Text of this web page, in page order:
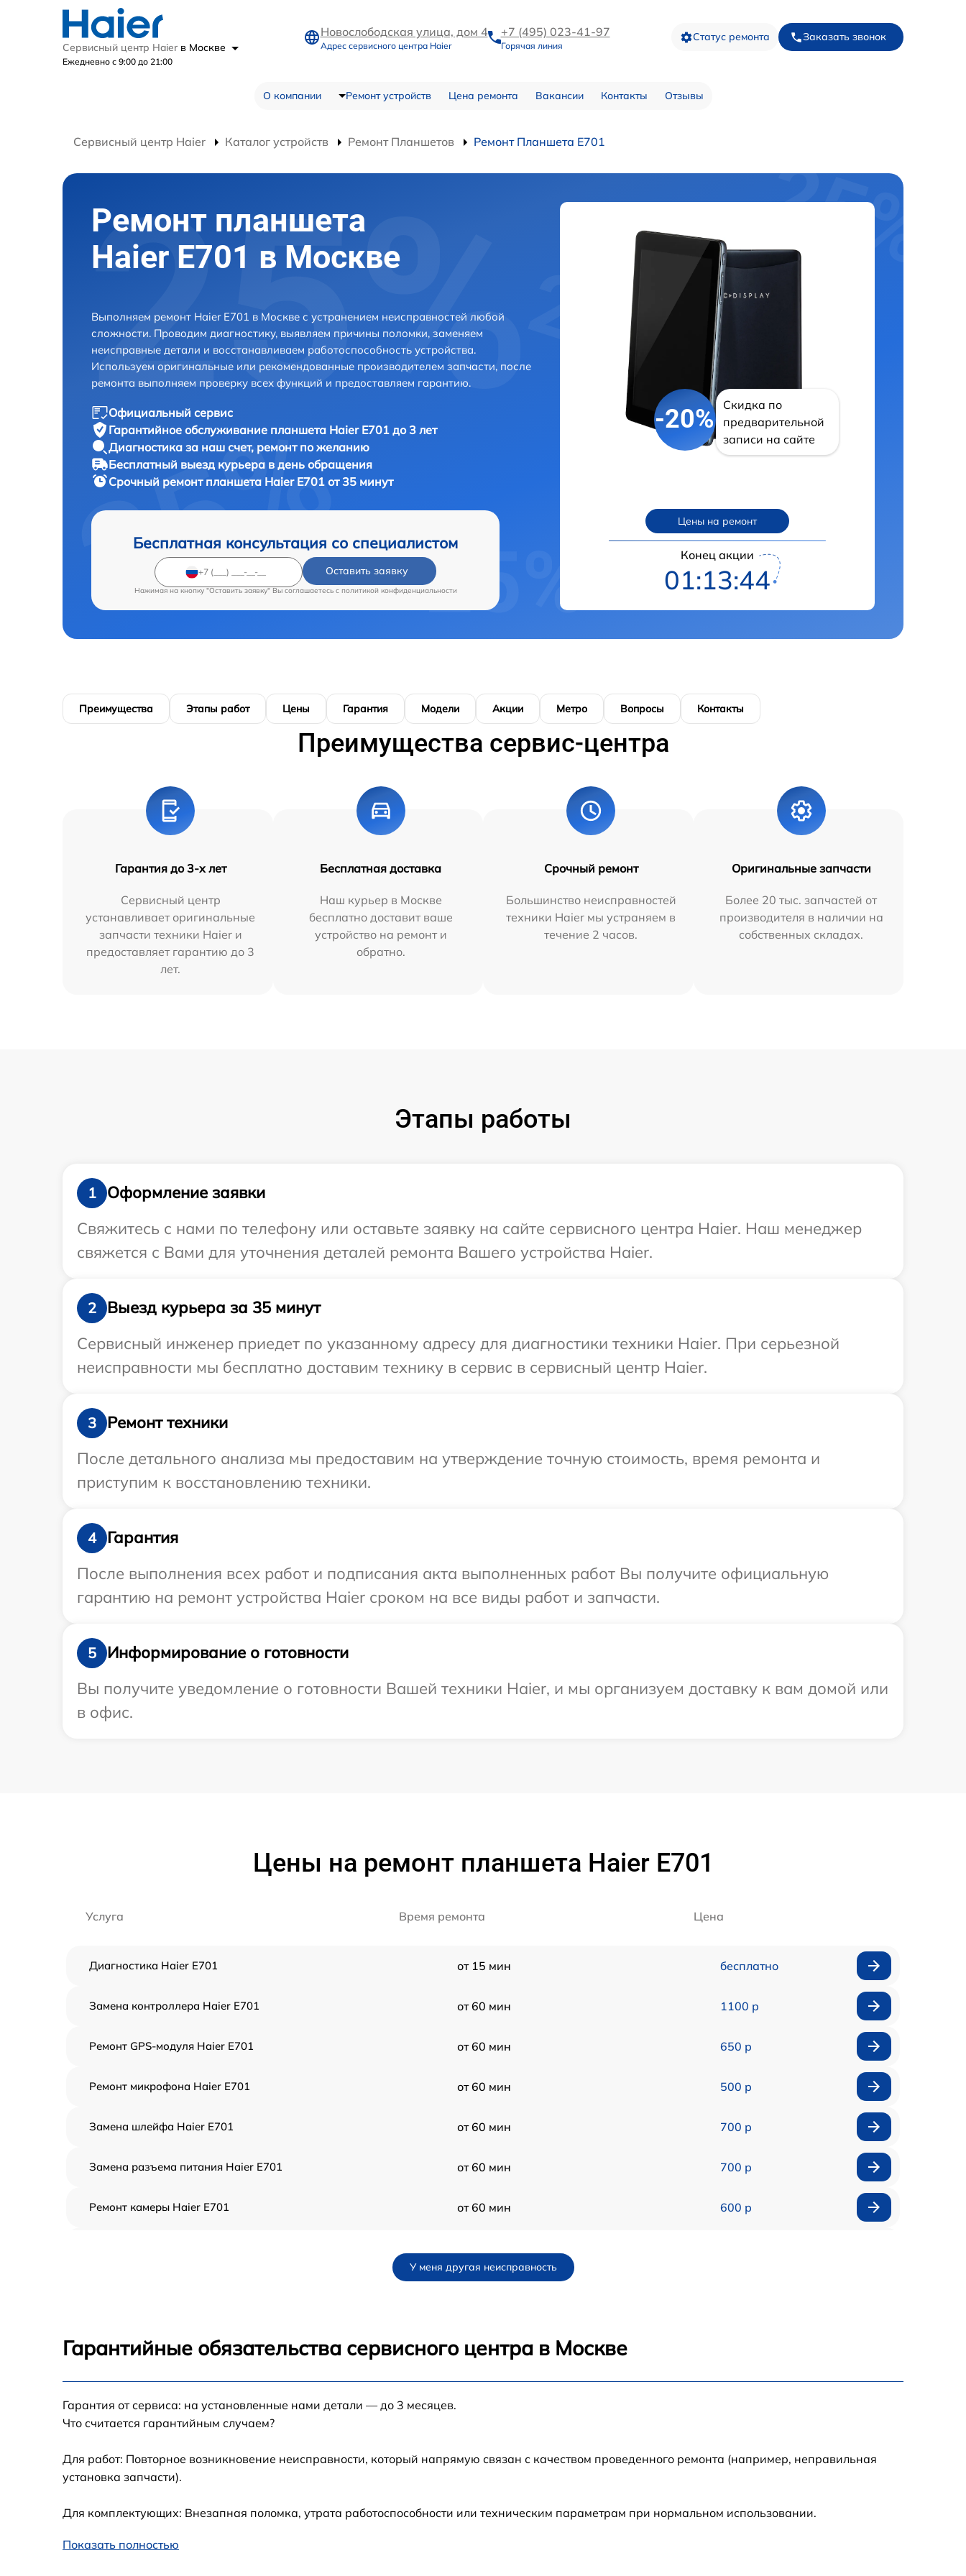
Сервисный центр Haier в Москве
Ежедневно с 9:00 до 21:00
Новослободская улица, дом 4
Адрес сервисного центра Haier
+7 (495) 023-41-97
Горячая линия
Статус ремонта Заказать звонок
О компании Ремонт устройств Цена ремонта Вакансии Контакты Отзывы
Сервисный центр Haier Каталог устройств Ремонт Планшетов Ремонт Планшета E701
Ремонт планшета
Haier E701 в Москве
Выполняем ремонт Haier E701 в Москве с устранением неисправностей любой
сложности. Проводим диагностику, выявляем причины поломки, заменяем
неисправные детали и восстанавливаем работоспособность устройства.
Используем оригинальные или рекомендованные производителем запчасти, после
ремонта выполняем проверку всех функций и предоставляем гарантию.
Официальный сервис
Гарантийное обслуживание планшета Haier E701 до 3 лет
Диагностика за наш счет, ремонт по желанию
Бесплатный выезд курьера в день обращения
Срочный ремонт планшета Haier E701 от 35 минут
Бесплатная консультация со специалистом
Оставить заявку
Нажимая на кнопку "Оставить заявку" Вы соглашаетесь c политикой конфиденциальности
-20%
Скидка по
предварительной
записи на сайте
Цены на ремонт
Конец акции
01:13:43
Преимущества Этапы работ Цены Гарантия Модели Акции Метро Вопросы Контакты
Преимущества сервис-центра
Гарантия до 3-х лет
Сервисный центр
устанавливает оригинальные
запчасти техники Haier и
предоставляет гарантию до 3
лет.
Бесплатная доставка
Наш курьер в Москве
бесплатно доставит ваше
устройство на ремонт и
обратно.
Срочный ремонт
Большинство неисправностей
техники Haier мы устраняем в
течение 2 часов.
Оригинальные запчасти
Более 20 тыс. запчастей от
производителя в наличии на
собственных складах.
Этапы работы
1
Оформление заявки
Свяжитесь с нами по телефону или оставьте заявку на сайте сервисного центра Haier. Наш менеджер
свяжется с Вами для уточнения деталей ремонта Вашего устройства Haier.
2
Выезд курьера за 35 минут
Сервисный инженер приедет по указанному адресу для диагностики техники Haier. При серьезной
неисправности мы бесплатно доставим технику в сервис в сервисный центр Haier.
3
Ремонт техники
После детального анализа мы предоставим на утверждение точную стоимость, время ремонта и
приступим к восстановлению техники.
4
Гарантия
После выполнения всех работ и подписания акта выполненных работ Вы получите официальную
гарантию на ремонт устройства Haier сроком на все виды работ и запчасти.
5
Информирование о готовности
Вы получите уведомление о готовности Вашей техники Haier, и мы организуем доставку к вам домой или
в офис.
Цены на ремонт планшета Haier E701
Услуга Время ремонта Цена
Диагностика Haier E701 от 15 мин бесплатно
Замена контроллера Haier E701 от 60 мин 1100 р
Ремонт GPS-модуля Haier E701 от 60 мин 650 р
Ремонт микрофона Haier E701 от 60 мин 500 р
Замена шлейфа Haier E701 от 60 мин 700 р
Замена разъема питания Haier E701 от 60 мин 700 р
Ремонт камеры Haier E701 от 60 мин 600 р
Замена дисплея (экрана) Haier E701
Замена платы управления (мат.платы, мейн
У меня другая неисправность
Гарантийные обязательства сервисного центра в Москве
Гарантия от сервиса: на установленные нами детали — до 3 месяцев.
Что считается гарантийным случаем?
Для работ: Повторное возникновение неисправности, который напрямую связан с качеством проведенного ремонта (например, неправильная
установка запчасти).
Для комплектующих: Внезапная поломка, утрата работоспособности или техническим параметрам при нормальном использовании.
Показать полностью